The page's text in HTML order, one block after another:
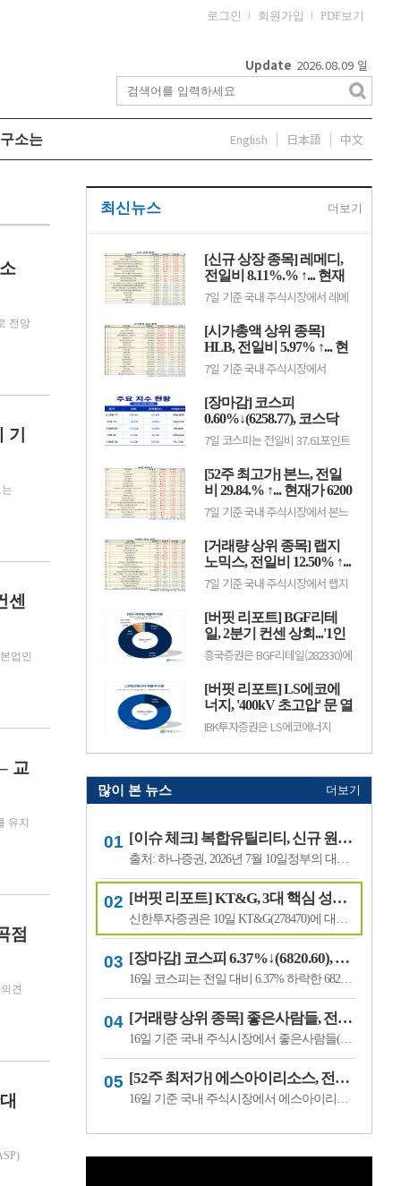
로그인 회원가입 PDF보기
Update 2026.08.09 일
소는 English 日本語 中文
전망
센
업인
교
유지
점
견
최신뉴스 더보기
[신규 상장 종목] 레메디,
전일비 8.11%.% ↑... 현재
가 1만530원
7일 기준 국내 주식시장에서 레메
(8.11%) 오른 1만530원에 거래 중
이다.레메디는 의료기기 관련 사업
을 영위하는 기업으로, 신규 상장
이후 투자자 수급과 성장 기대감에
따라 주가 변동성이 나타날 수 있
(0156T0, 1만870원, ▲370,
3.52%), 스트라드비젼(475040,
3070원, ▲30, 0.99%), 세미티에
스(0017J0, 3110...
[시가총액 상위 종목]
HLB, 전일비 5.97% ↑... 현
재가 3만7300원
7일 기준 국내 주식시장에서
(5.97%) 오른 3만7300원에 거래
중이다.HLB는 항암제 개발을 중심
으로 바이오 사업을 영위하는 기업
으로, 신약 허가와 임상 결과, 글로
벌 판매 기대감 등에 따라 주가 변
프로비엠(247540, 10만7000원,
▲4500, 4.39%), LG에너지솔루션
(373220, 36만원, ▲1만5000,
4.35%), 한.
[장마감] 코스피
0.60%↓(6258.77), 코스닥
0.36%↓(798.81)
7일 코스피는 전일비 37.61포인트
했다. 이날 개인과 기관은 각각
3451억원, 8880억원 순매수했고,
외국인은 1조2550억원 순매도했
다.코스닥은 전일비 2.86포인트
(0.36%) 하락한 798.81pt로 마쳤
했고, 외국인과 기관은 각각 2943
억원, 1049억원 순매도했다.임정
은 KB증권 연구원은 KB리서치 장
마감.
[52주 최고가] 본느, 전일
비 29.84.% ↑... 현재가 6200
원
7일 기준 국내 주식시장에서 본느
(29.84%) 오른 6200원에 거래 중
이다.본느는 화장품 ODM·브랜드
사업을 영위하는 기업으로, 색조·
기초 화장품 등 뷰티 제품을 중심
으로 사업을 전개하고 있다. K뷰티
따라 주가 변동성이 나타날 수 있
다.이어 BGF리테일(282330, 15만
3100원, ▲1만9600, 1...
[거래량 상위 종목] 랩지
노믹스, 전일비 12.50% ↑...
현재가 882원
7일 기준 국내 주식시장에서 랩지
(12.50%) 오른 882원에 거래 중이
다.랩지노믹스는 분자진단 및 유전
체 분석 서비스를 제공하는 기업으
로, 진단키트와 임상 유전체 검사
등을 주요 사업으로 영위하고 있
수급 변화에 따라 주가 변동성이
나타날 수 있다.이어 폴라리스
AI(039980, 6...
[버핏 리포트] BGF리테
일, 2분기 컨센 상회...'1인
가구 증가' '방한 외국인
소비 확대' 구조적 수혜 전
망 - 흥국
흥국증권은 BGF리테일(282330)에
대해 1~2인 가구 증가와 방한 외국
인 소비 확대에 따른 구조적 수혜
가 이어질 것으로 전망하며 투자의
견 ‘매수’를 유지했다. 목표주가는
기존 18만원에서 19만원으로 상향
했다. BGF리테일의 전일 종가는
연구원은 “1~2인 가구 증가에 따
[버핏 리포트] LS에코에
너지, '400kV 초고압' 문 열
었다...2027년 본격 수혜 기
대 - IBK
IBK투자증권은 LS에코에너지
덕트를 중심으로 안정적인 실적 성
초고압 케이블이 새로운 성장동력
으로 자리 잡을 전망이라며 투자의
견 '매수'를 유지하고 목표주가 7
너지의 전일 종가는 4만5550원이
다.김태현 IBK투자증권 연구원은
"올해 2분기 .
많이 본 뉴스 더보기
[이슈 체크] 복합유틸리티, 신규 원전 최대 4기 가능성…한국전력 장기 성장 기대
출처: 하나증권, 2026년 7월 10일정부의 대규모 산업 투자로 전력 수요가 늘어날 것으로 예상되면서 제12차 전력수급기본계획에 신규 원전과 액화천연가스(LNG) 발전 설비 확대가 포함될 가능성이 있다는 분석이 나왔다.올해 발표가 예상됐던 제12차 전력수급기본계획 최종안은 정부의 3대 메가프로젝트 관련 내용을 반영하면서 발표 시점이 늦.
[버핏 리포트] KT&G, 3대 핵심 성장 산업·신성장동력 통해 견조한 주가 기대 – 신한
신한투자증권은 10일 KT&G(278470)에 대해 3대 핵심 성장 산업(전자담배, 글로벌, 건기식)과 니코틴 파우치 등 신성장동력이 견조한 주가를 만들 것이라며, 투자의견 ‘매수’와 목표주가 22만원을 유지했다. KT&G의 전일 종가는 17만6400원이다.조상훈 신한투자증권 애널리스트는 “2분기 매출액 1조6630억원(+7.4%, 이하 전년동기대비), 영업...
[장마감] 코스피 6.37%↓(6820.60), 코스닥 4.53%↓(791.84)
16일 코스피는 전일 대비 6.37% 하락한 6820.60포인트로 마감했다. 이날 개인은 3조6606억원을 순매수했고 외국인과 기관은 각각 1조3920억원, 2조3682억원을 순매도했다.코스닥은 전일 대비 4.53% 내린 791.84포인트로 거래를 마쳤다. 개인은 4467억원을 순매수한 반면 외국인과 기관은 각각 3065억원, 1563억원을 순매도했다.임정은 KB증권 연구원은 KB리서...
[거래량 상위 종목] 좋은사람들, 전일비 29.90% ↑... 현재가 530원
16일 기준 국내 주식시장에서 좋은사람들(033340)이 전일비 ▲122원(29.90%) 오른 530원에 거래 중이다.좋은사람들은 내의류와 언더웨어 등을 제조·판매하는 의류 전문기업이다. 소비 경기와 브랜드 판매 흐름, 수급 변화에 따라 주가 변동성이 나타날 수 있다.이어 씨피시스템(413630, 3360원, ▲370, 12.37%), 조아제약(034940, 625원, ▲53, 9.27%), 웰크..
[52주 최저가] 에스아이리소스, 전일비 29.78.% ↓... 현재가 125원
16일 기준 국내 주식시장에서 에스아이리소스(065420)가 전일비 ▼53원(-29.78%) 내린 125원에 거래 중이다.에스아이리소스는 자원개발 및 에너지 관련 사업을 영위하는 기업으로, 원자재 가격과 에너지 수급 흐름에 따라 주가 변동성이 나타날 수 있다. 최근 투자심리 위축과 수급 변화가 맞물리며 52주 최저가를 기록한 것으로 보인다.이어 레몬..